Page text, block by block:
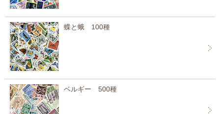
蝶と蛾 100種
ベルギー 500種